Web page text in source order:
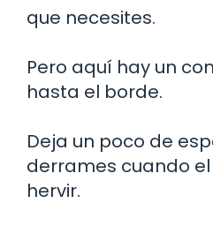
que necesites.
Pero aquí hay un
hasta el borde.
Deja un poco de
derrames cuando
hervir.